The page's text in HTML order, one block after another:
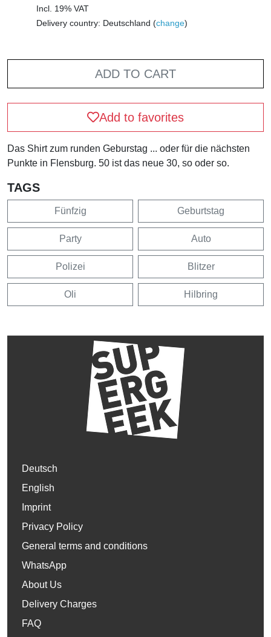
Incl. 19% VAT
Delivery country: Deutschland (change)
ADD TO CART
Add to favorites
Das Shirt zum runden Geburstag ... oder für die nächsten
Punkte in Flensburg. 50 ist das neue 30, so oder so.
TAGS
Fünfzig Geburtstag
Party Auto
Polizei Blitzer
Oli Hilbring
Deutsch
English
Imprint
Privacy Policy
General terms and conditions
WhatsApp
About Us
Delivery Charges
FAQ